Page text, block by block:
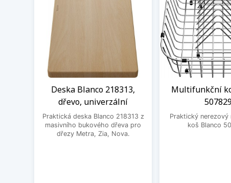
Deska Blanco 218313,
dřevo, univerzální
Praktická deska Blanco 218313 z
masivního bukového dřeva pro
dřezy Metra, Zia, Nova.
Multifunkční
Praktický nerezový
koš Blanco